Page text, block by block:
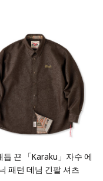
듭 끈 「Karaku」자수 에
패턴 데님 긴팔 셔츠